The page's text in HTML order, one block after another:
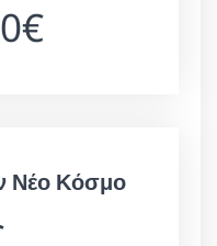
Νέο Κόσμο